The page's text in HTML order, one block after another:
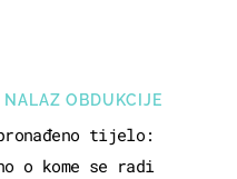
NALAZ OBDUKCIJE
tijelo:
o kome se radi